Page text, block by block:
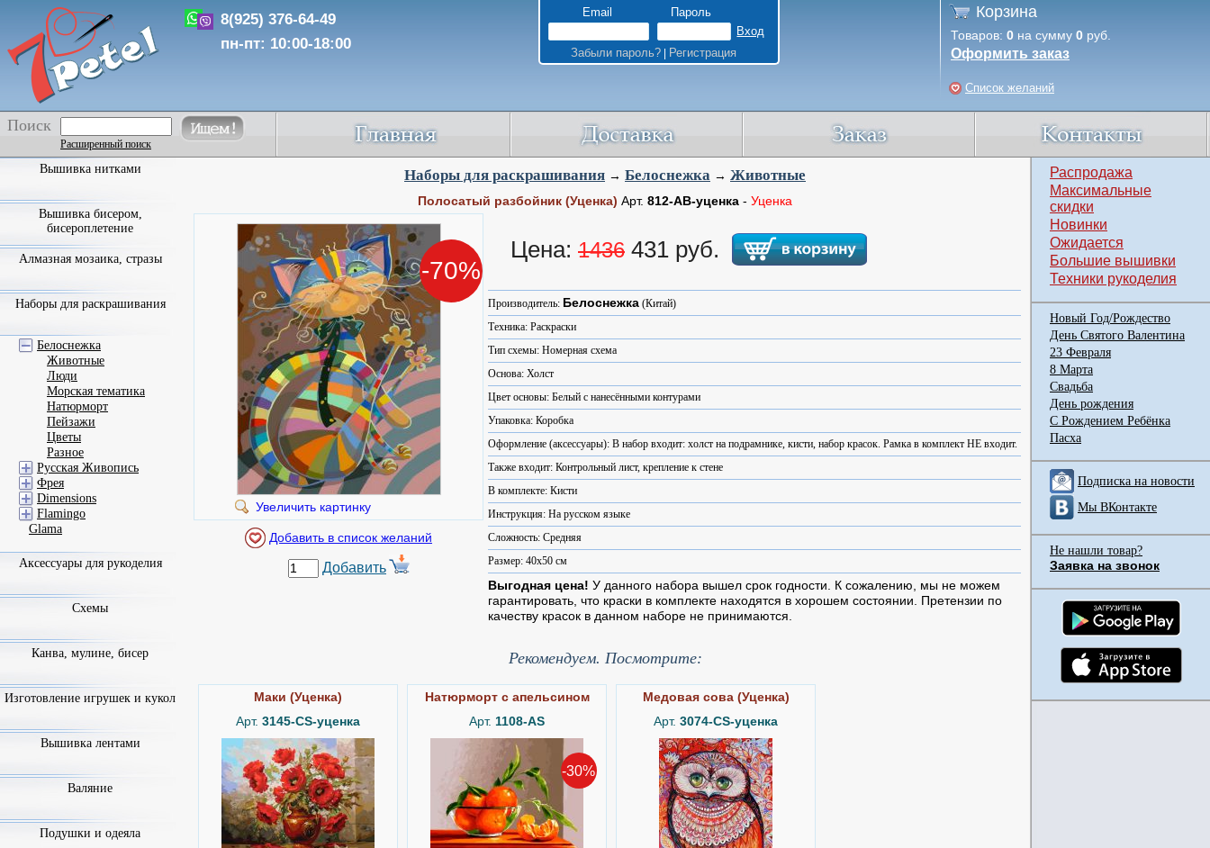
8(925) 376-64-49
пн-пт: 10:00-18:00
Email Пароль
Забыли пароль?| Регистрация
Корзина
Товаров: 0 на сумму 0 руб.
Оформить заказ
Список желаний
Поиск
Расширенный поиск
Наборы для раскрашивания → Белоснежка → Животные
Полосатый разбойник (Уценка) Арт. 812-AB-уценка - Уценка
-70%
Увеличить картинку
Добавить
Цена: 1436 431 руб.
Производитель: Белоснежка (Китай)
Техника: Раскраски
Тип схемы: Номерная схема
Основа: Холст
Цвет основы: Белый с нанесёнными контурами
Упаковка: Коробка
Оформление (аксессуары): В набор входит: холст на подрамнике, кисти, набор красок. Рамка в комплект НЕ входит.
Также входит: Контрольный лист, крепление к стене
В комплекте: Кисти
Инструкция: На русском языке
Сложность: Средняя
Размер: 40x50 см
Выгодная цена! У данного набора вышел срок годности. К сожалению, мы не можем
гарантировать, что краски в комплекте находятся в хорошем состоянии. Претензии по
качеству красок в данном наборе не принимаются.
Рекомендуем. Посмотрите:
Маки (Уценка)
Арт. 3145-CS-уценка
Натюрморт с апельсином
Арт. 1108-AS
-30%
Медовая сова (Уценка)
Арт. 3074-CS-уценка
Вышивка нитками
Вышивка бисером,
бисероплетение
Алмазная мозаика, стразы
Наборы для раскрашивания
Белоснежка
Животные
Люди
Морская тематика
Натюрморт
Пейзажи
Цветы
Разное
Русская Живопись
Фрея
Dimensions
Flamingo
Glama
Аксессуары для рукоделия
Схемы
Канва, мулине, бисер
Изготовление игрушек и кукол
Вышивка лентами
Валяние
Подушки и одеяла
Распродажа
Максимальные
скидки
Новинки
Ожидается
Большие вышивки
Техники рукоделия
Новый Год/Рождество
День Святого Валентина
23 Февраля
8 Марта
Свадьба
День рождения
С Рождением Ребёнка
Пасха
Подписка на новости
Мы ВКонтакте
Не нашли товар?
Заявка на звонок